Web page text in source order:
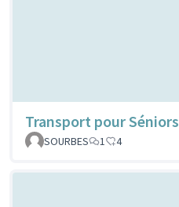
Transport pour Séniors
SOURBES
1 4